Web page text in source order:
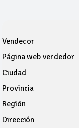
Vendedor
Página web vendedor
Ciudad
Provincia
Región
Dirección